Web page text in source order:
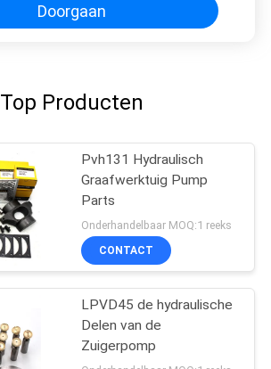
Doorgaan
Top Producten
Pvh131 Hydraulisch
Graafwerktuig Pump
Parts
Onderhandelbaar MOQ:1 reeks
CONTACT
LPVD45 de hydraulische
Delen van de
Zuigerpomp